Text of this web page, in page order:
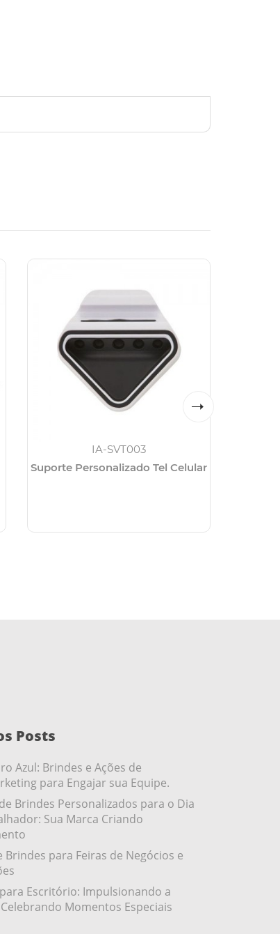
IA-SVT003
Suporte Personalizado Tel Celular
Posts
Azul: Brindes e Ações de
para Engajar sua Equipe.
Brindes Personalizados para o Dia
Sua Marca Criando
Brindes para Feiras de Negócios e
Escritório: Impulsionando a
Momentos Especiais